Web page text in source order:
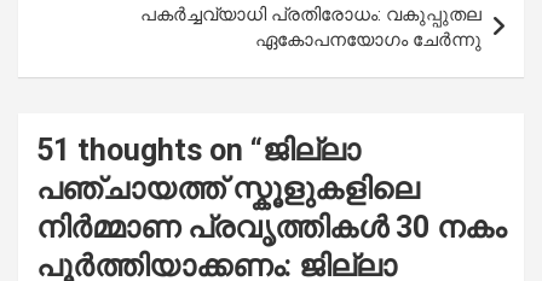
p
പകർച്ചവ്യാധി പ്രതിരോധം: വകുപ്പുതല
ഏകോപനയോഗം ചേർന്നു
51 thoughts on “ജില്ലാ
പഞ്ചായത്ത് സ്കൂളുകളിലെ
നിർമ്മാണ പ്രവൃത്തികൾ 30 നകം
പൂർത്തിയാക്കണം: ജില്ലാ